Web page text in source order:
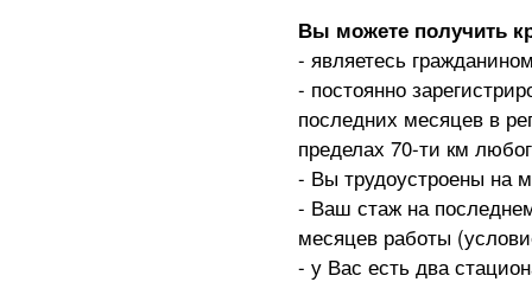
Вы можете получить
- являетесь
- постоянно
последних месяцев в
пределах 70-ти км
- Вы трудоустроены на
- Ваш стаж на
месяцев работы
- у Вас есть два